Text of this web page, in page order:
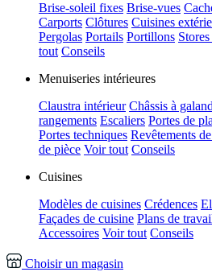
Brise-soleil fixes Brise-vues
Carports Clôtures Cuisines
Pergolas Portails Portillons
tout Conseils
Menuiseries intérieures
Claustra intérieur Châssis à
rangements Escaliers Portes de
Portes techniques Revêtements
de pièce Voir tout Conseils
Cuisines
Modèles de cuisines Crédences
Façades de cuisine Plans de
Accessoires Voir tout Conseils
Choisir un magasin